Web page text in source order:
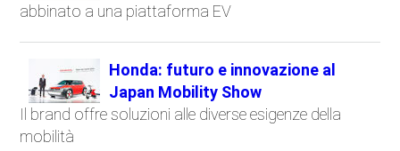
abbinato a una piattaforma EV
Honda: futuro e innovazione al
Japan Mobility Show
Il brand offre soluzioni alle diverse esigenze della
mobilità